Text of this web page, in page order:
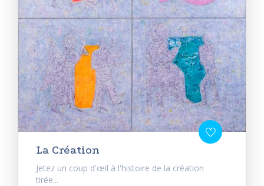
La Création
Jetez un coup d'œil à l'histoire de la création
tirée...